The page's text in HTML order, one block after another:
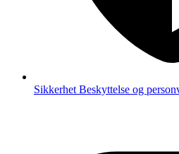
Sikkerhet Beskyttelse og